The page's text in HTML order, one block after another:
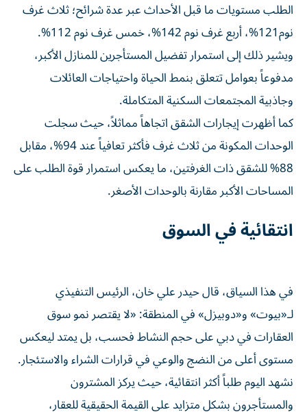
الطلب مستويات ما قبل الأحداث عبر عدة شرائح؛ ثلاث غرف
نوم121%، أربع غرف نوم 142%، خمس غرف نوم 112%.
ويشير ذلك إلى استمرار تفضيل المستأجرين للمنازل الأكبر،
مدفوعاً بعوامل تتعلق بنمط الحياة واحتياجات العائلات
وجاذبية المجتمعات السكنية المتكاملة.
كما أظهرت إيجارات الشقق اتجاهاً مماثلاً، حيث سجلت
الوحدات المكونة من ثلاث غرف فأكثر تعافياً عند 94%، مقابل
88% للشقق ذات الغرفتين، ما يعكس استمرار قوة الطلب على
المساحات الأكبر مقارنة بالوحدات الأصغر.
انتقائية في السوق
في هذا السياق، قال حيدر علي خان، الرئيس التنفيذي
لـ«بيوت» و«دوبيزل» في المنطقة: «لا يقتصر نمو سوق
العقارات في دبي على حجم النشاط فحسب، بل يمتد ليعكس
مستوى أعلى من النضج والوعي في قرارات الشراء والاستئجار.
نشهد اليوم طلباً أكثر انتقائية، حيث يركز المشترون
والمستأجرون بشكل متزايد على القيمة الحقيقية للعقار،